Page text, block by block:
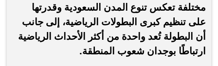
مختلفة تعكس تنوع المدن السعودية وقدرتها
على تنظيم كبرى البطولات الرياضية، إلى جانب
أن البطولة تُعد واحدة من أكثر الأحداث الرياضية
ارتباطًا بوجدان شعوب المنطقة.